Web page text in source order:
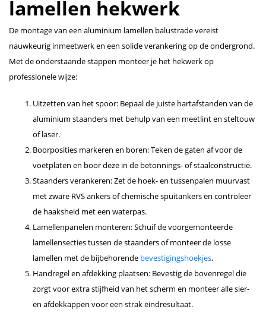
lamellen hekwerk
De montage van een aluminium lamellen balustrade vereist
nauwkeurig inmeetwerk en een solide verankering op de ondergrond.
Met de onderstaande stappen monteer je het hekwerk op
professionele wijze:
Uitzetten van het spoor: Bepaal de juiste hartafstanden van de
aluminium staanders met behulp van een meetlint en steltouw
of laser.
Boorposities markeren en boren: Teken de gaten af voor de
voetplaten en boor deze in de betonnings- of staalconstructie.
Staanders verankeren: Zet de hoek- en tussenpalen muurvast
met zware RVS ankers of chemische spuitankers en controleer
de haaksheid met een waterpas.
Lamellenpanelen monteren: Schuif de voorgemonteerde
lamellensecties tussen de staanders of monteer de losse
lamellen met de bijbehorende bevestigingshoekjes.
Handregel en afdekking plaatsen: Bevestig de bovenregel die
zorgt voor extra stijfheid van het scherm en monteer alle sier-
en afdekkappen voor een strak eindresultaat.